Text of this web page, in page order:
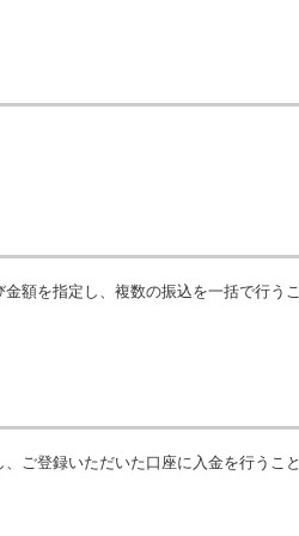
額を指定し、複数の振込を一括で行うこ
ご登録いただいた口座に入金を行うこと